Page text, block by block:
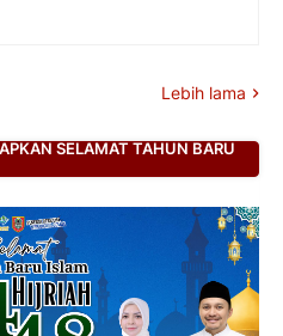
Lebih lama
SELAMAT TAHUN BARU